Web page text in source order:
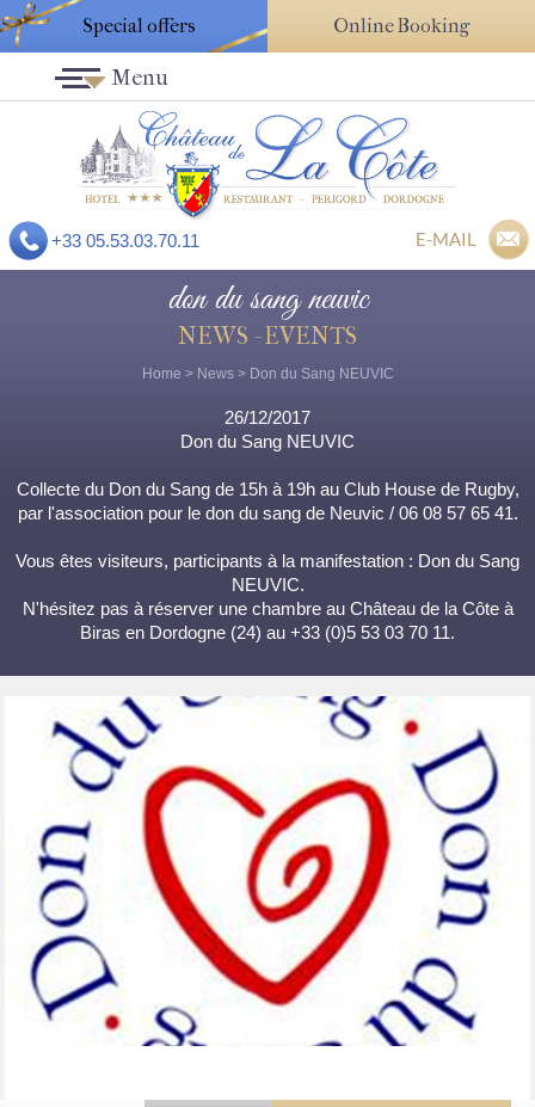
Special offers Online Booking
+33 05.53.03.70.11 E-MAIL
Menu
don du sang neuvic
NEWS - EVENTS
Home > News> Don du Sang NEUVIC
26/12/2017
Don du Sang NEUVIC
Collecte du Don du Sang de 15h à 19h au Club House de Rugby,
par l'association pour le don du sang de Neuvic / 06 08 57 65 41.
Vous êtes visiteurs, participants à la manifestation : Don du Sang
NEUVIC.
N'hésitez pas à réserver une chambre au Château de la Côte à
Biras en Dordogne (24) au +33 (0)5 53 03 70 11.